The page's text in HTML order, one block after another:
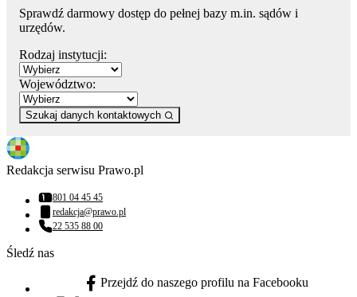
Sprawdź darmowy dostęp do pełnej bazy m.in. sądów i
urzędów.
Rodzaj instytucji:
Województwo:
Szukaj danych kontaktowych
Redakcja serwisu Prawo.pl
Numer telefonu:
801 04 45 45
Adres email:
redakcja@prawo.pl
Numer telefonu:
22 535 88 00
Śledź nas
facebook - otwiera się w nowej karcie
Przejdź do naszego profilu na Facebooku